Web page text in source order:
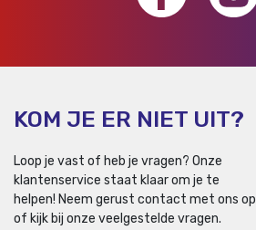
KOM JE ER NIET UIT?
Loop je vast of heb je vragen? Onze
klantenservice staat klaar om je te
helpen! Neem gerust contact met ons op
of kijk bij onze veelgestelde vragen.